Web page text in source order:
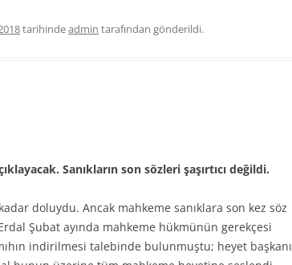
tarihindeadmin tarafından gönderildi.
Sanıkların son sözleri şaşırtıcı değildi.
doluydu. Ancak mahkeme sanıklara son kez söz
Şubat ayında mahkeme hükmünün gerekçesi
indirilmesi talebinde bulunmuştu; heyet başkanı